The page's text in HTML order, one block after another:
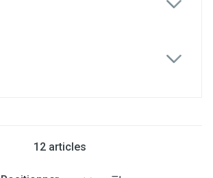
12articles